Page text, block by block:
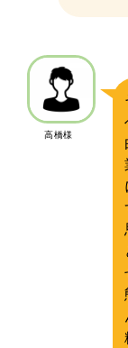
高橋様